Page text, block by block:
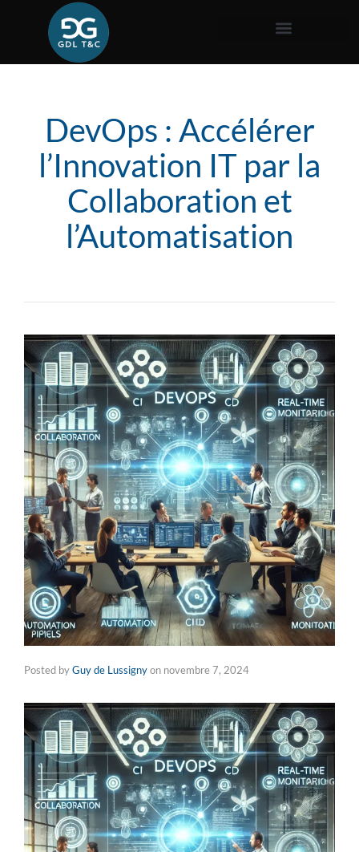
DevOps : Accélérer
l’Innovation IT par la
Collaboration et
l’Automatisation
Posted byGuy de Lussignyon novembre 7, 2024